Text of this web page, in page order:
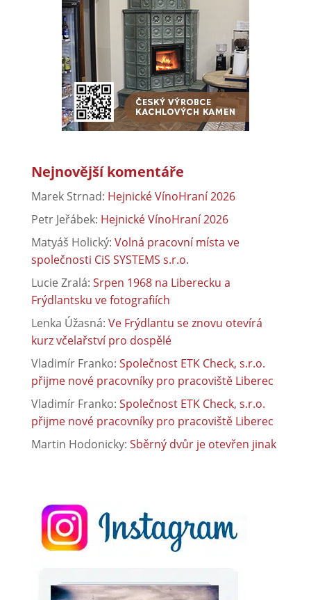
Nejnovější komentáře
Marek Strnad: Hejnické VínoHraní 2026
Petr Jeřábek: Hejnické VínoHraní 2026
Matyáš Holický: Volná pracovní místa ve
společnosti CiS SYSTEMS s.r.o.
Lucie Zralá: Srpen 1968 na Liberecku a
Frýdlantsku ve fotografiích
Lenka Úžasná: Ve Frýdlantu se znovu otevírá
kurz včelařství pro dospělé
Vladimír Franko: Společnost ETK Check, s.r.o.
přijme nové pracovníky pro pracoviště Liberec
Vladimír Franko: Společnost ETK Check, s.r.o.
přijme nové pracovníky pro pracoviště Liberec
Martin Hodonicky: Sběrný dvůr je otevřen jinak